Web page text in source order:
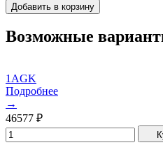
Добавить в корзину
Возможные
1AGK
Подробнее
→
46577 ₽